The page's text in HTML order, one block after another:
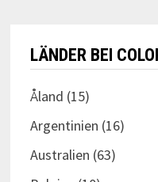
LÄNDER BEI
Åland (15)
Argentinien (16)
Australien (63)